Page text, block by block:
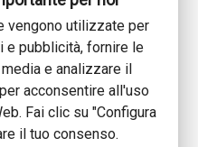
vengono utilizzate per
e pubblicità, fornire le
e analizzare il
acconsentire all'uso
Fai clic su "Configura
il tuo consenso.